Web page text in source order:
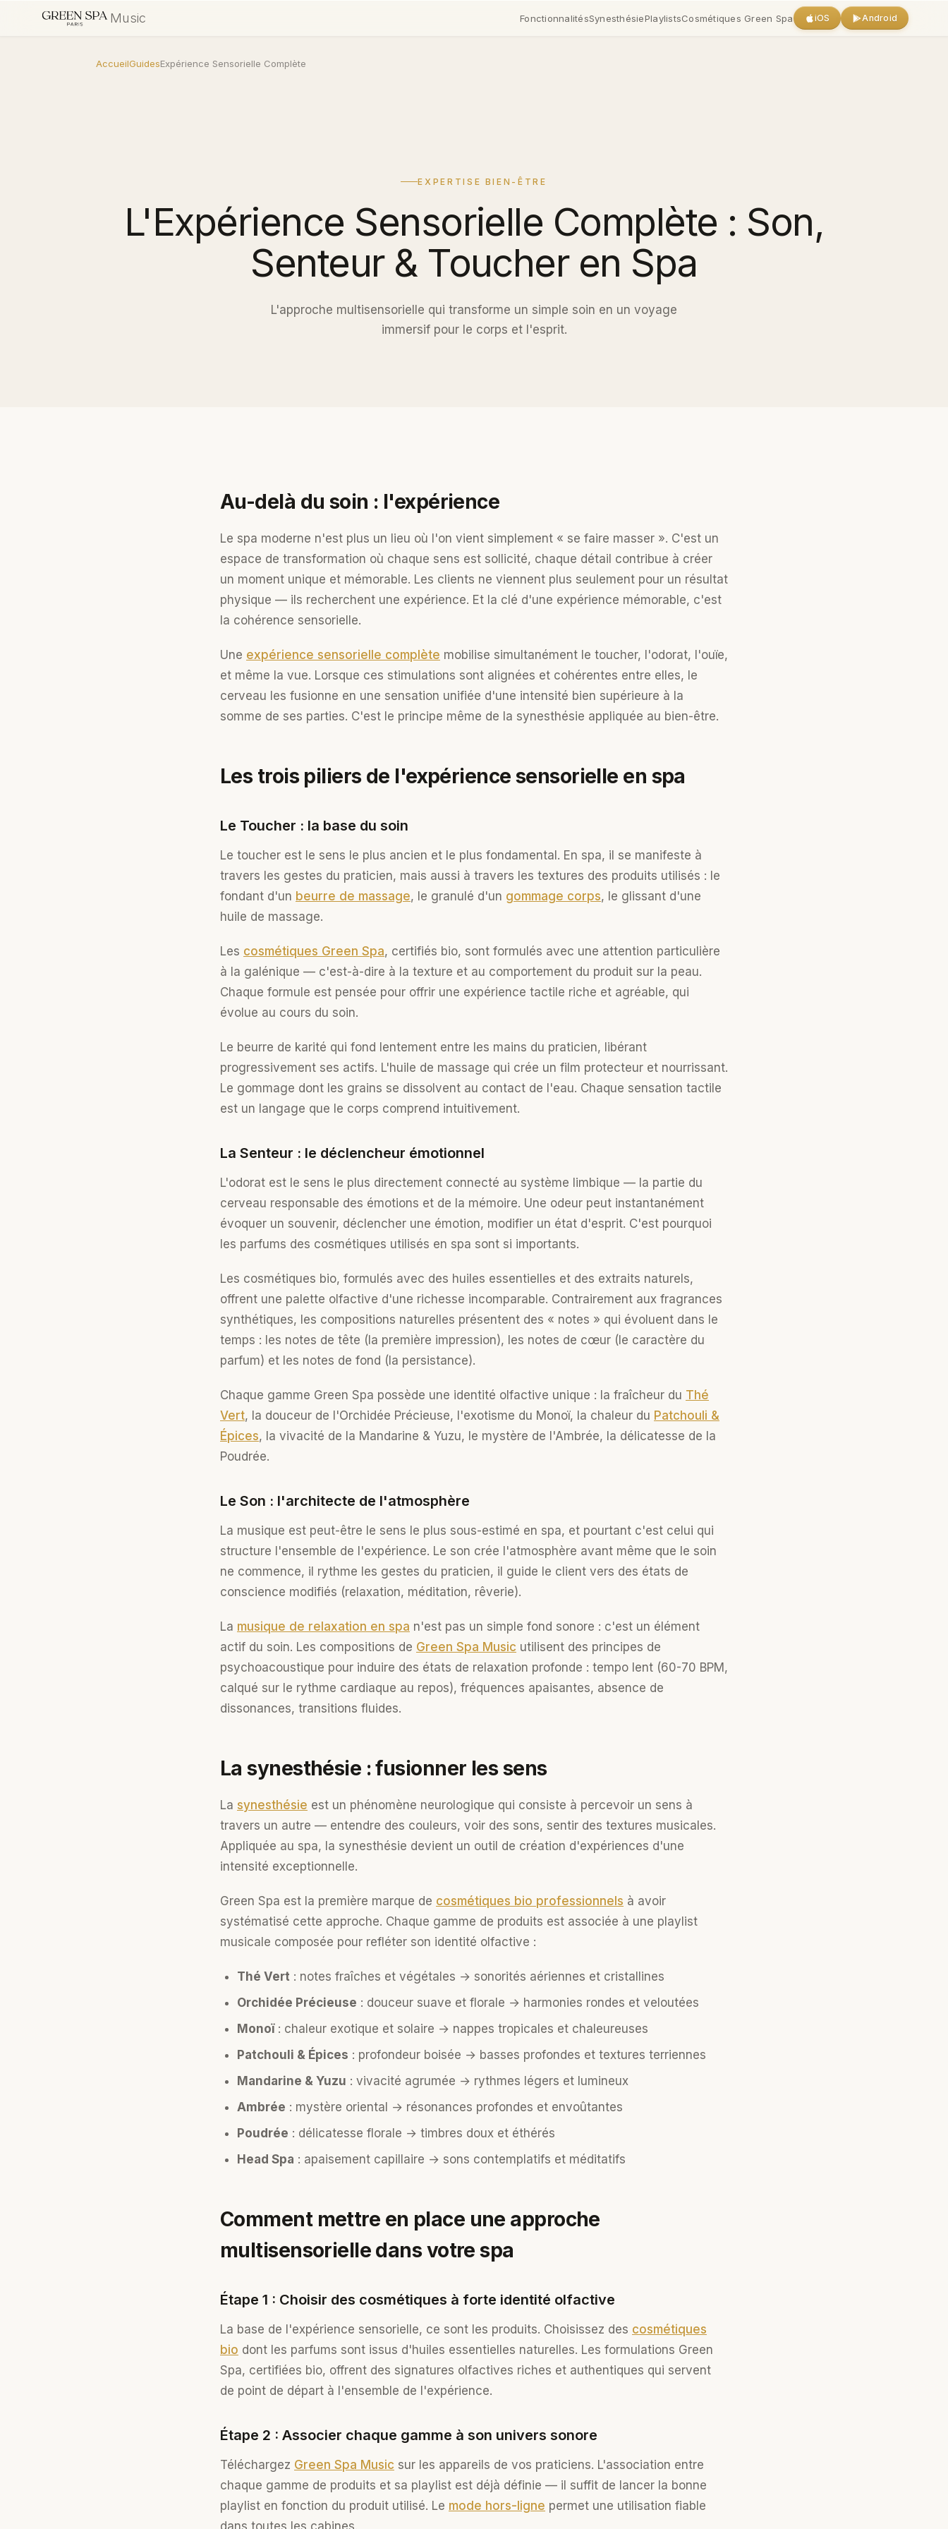
Music FonctionnalitésSynesthésiePlaylistsCosmétiques Green Spa iOS Android
AccueilGuidesExpérience Sensorielle Complète
EXPERTISE BIEN-ÊTRE
L'Expérience Sensorielle Complète : Son,
Senteur & Toucher en Spa
L'approche multisensorielle qui transforme un simple soin en un voyage
immersif pour le corps et l'esprit.
Au-delà du soin : l'expérience
Le spa moderne n'est plus un lieu où l'on vient simplement « se faire masser ». C'est un
espace de transformation où chaque sens est sollicité, chaque détail contribue à créer
un moment unique et mémorable. Les clients ne viennent plus seulement pour un résultat
physique — ils recherchent une expérience. Et la clé d'une expérience mémorable, c'est
la cohérence sensorielle.
Une expérience sensorielle complète mobilise simultanément le toucher, l'odorat, l'ouïe,
et même la vue. Lorsque ces stimulations sont alignées et cohérentes entre elles, le
cerveau les fusionne en une sensation unifiée d'une intensité bien supérieure à la
somme de ses parties. C'est le principe même de la synesthésie appliquée au bien-être.
Les trois piliers de l'expérience sensorielle en spa
Le Toucher : la base du soin
Le toucher est le sens le plus ancien et le plus fondamental. En spa, il se manifeste à
travers les gestes du praticien, mais aussi à travers les textures des produits utilisés : le
fondant d'un beurre de massage, le granulé d'un gommage corps, le glissant d'une
huile de massage.
Les cosmétiques Green Spa, certifiés bio, sont formulés avec une attention particulière
à la galénique — c'est-à-dire à la texture et au comportement du produit sur la peau.
Chaque formule est pensée pour offrir une expérience tactile riche et agréable, qui
évolue au cours du soin.
Le beurre de karité qui fond lentement entre les mains du praticien, libérant
progressivement ses actifs. L'huile de massage qui crée un film protecteur et nourrissant.
Le gommage dont les grains se dissolvent au contact de l'eau. Chaque sensation tactile
est un langage que le corps comprend intuitivement.
La Senteur : le déclencheur émotionnel
L'odorat est le sens le plus directement connecté au système limbique — la partie du
cerveau responsable des émotions et de la mémoire. Une odeur peut instantanément
évoquer un souvenir, déclencher une émotion, modifier un état d'esprit. C'est pourquoi
les parfums des cosmétiques utilisés en spa sont si importants.
Les cosmétiques bio, formulés avec des huiles essentielles et des extraits naturels,
offrent une palette olfactive d'une richesse incomparable. Contrairement aux fragrances
synthétiques, les compositions naturelles présentent des « notes » qui évoluent dans le
temps : les notes de tête (la première impression), les notes de cœur (le caractère du
parfum) et les notes de fond (la persistance).
Chaque gamme Green Spa possède une identité olfactive unique : la fraîcheur du Thé
Vert, la douceur de l'Orchidée Précieuse, l'exotisme du Monoï, la chaleur du Patchouli &
Épices, la vivacité de la Mandarine & Yuzu, le mystère de l'Ambrée, la délicatesse de la
Poudrée.
Le Son : l'architecte de l'atmosphère
La musique est peut-être le sens le plus sous-estimé en spa, et pourtant c'est celui qui
structure l'ensemble de l'expérience. Le son crée l'atmosphère avant même que le soin
ne commence, il rythme les gestes du praticien, il guide le client vers des états de
conscience modifiés (relaxation, méditation, rêverie).
La musique de relaxation en spa n'est pas un simple fond sonore : c'est un élément
actif du soin. Les compositions de Green Spa Music utilisent des principes de
psychoacoustique pour induire des états de relaxation profonde : tempo lent (60-70 BPM,
calqué sur le rythme cardiaque au repos), fréquences apaisantes, absence de
dissonances, transitions fluides.
La synesthésie : fusionner les sens
La synesthésie est un phénomène neurologique qui consiste à percevoir un sens à
travers un autre — entendre des couleurs, voir des sons, sentir des textures musicales.
Appliquée au spa, la synesthésie devient un outil de création d'expériences d'une
intensité exceptionnelle.
Green Spa est la première marque de cosmétiques bio professionnels à avoir
systématisé cette approche. Chaque gamme de produits est associée à une playlist
musicale composée pour refléter son identité olfactive :
Thé Vert : notes fraîches et végétales → sonorités aériennes et cristallines
Orchidée Précieuse : douceur suave et florale → harmonies rondes et veloutées
Monoï: chaleur exotique et solaire → nappes tropicales et chaleureuses
Patchouli & Épices : profondeur boisée → basses profondes et textures terriennes
Mandarine & Yuzu : vivacité agrumée → rythmes légers et lumineux
Ambrée : mystère oriental → résonances profondes et envoûtantes
Poudrée : délicatesse florale → timbres doux et éthérés
Head Spa : apaisement capillaire → sons contemplatifs et méditatifs
Comment mettre en place une approche
multisensorielle dans votre spa
Étape 1 : Choisir des cosmétiques à forte identité olfactive
La base de l'expérience sensorielle, ce sont les produits. Choisissez des cosmétiques
bio dont les parfums sont issus d'huiles essentielles naturelles. Les formulations Green
Spa, certifiées bio, offrent des signatures olfactives riches et authentiques qui servent
de point de départ à l'ensemble de l'expérience.
Étape 2 : Associer chaque gamme à son univers sonore
Téléchargez Green Spa Music sur les appareils de vos praticiens. L'association entre
chaque gamme de produits et sa playlist est déjà définie — il suffit de lancer la bonne
playlist en fonction du produit utilisé. Le mode hors-ligne permet une utilisation fiable
dans toutes les cabines.